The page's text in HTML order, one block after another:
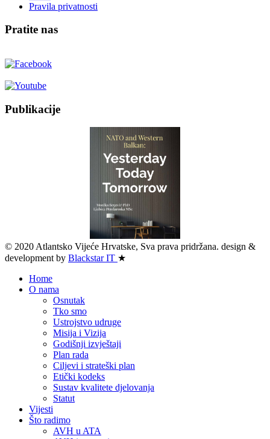
Pravila privatnosti
Pratite nas
Publikacije
© 2020 Atlantsko Vijeće Hrvatske, Sva prava pridržana. design &
development by Blackstar IT ★
Home
O nama
Osnutak
Tko smo
Ustrojstvo udruge
Misija i Vizija
Godišnji izvještaji
Plan rada
Ciljevi i strateški plan
Etički kodeks
Sustav kvalitete djelovanja
Statut
Vijesti
Što radimo
AVH u ATA